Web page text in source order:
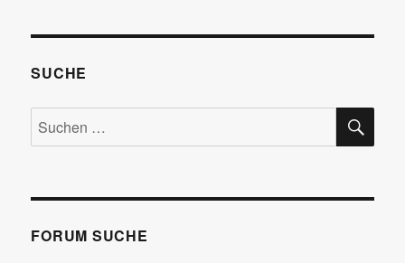
SUCHE
Suchen
nach:
FORUM SUCHE